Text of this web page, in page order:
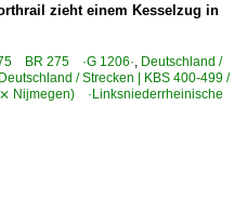
zieht einem Kesselzug in
BR 275 ·G 1206·, Deutschland /
Deutschland / Strecken | KBS 400-499 /
Nijmegen) ·Linksniederrheinische